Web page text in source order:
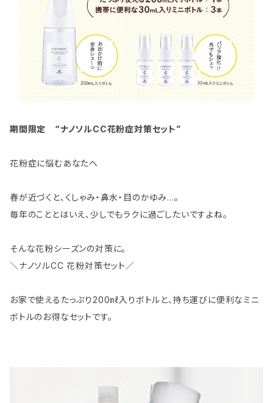
期間限定 “ナノソルCC花粉症対策セット”
花粉症に悩むあなたへ
春が近づくと、くしゃみ・鼻水・目のかゆみ…。
毎年のこととはいえ、少しでもラクに過ごしたいですよね。
そんな花粉シーズンの対策に。
＼ナノソルCC 花粉対策セット／
お家で使えるたっぷり200㎖入りボトルと、持ち運びに便利なミニ
ボトルのお得なセットです。